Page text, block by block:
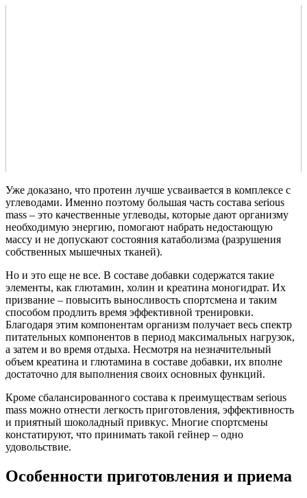
Уже доказано, что протеин лучше усваивается в комплексе с
углеводами. Именно поэтому большая часть состава serious
mass – это качественные углеводы, которые дают организму
необходимую энергию, помогают набрать недостающую
массу и не допускают состояния катаболизма (разрушения
собственных мышечных тканей).
Но и это еще не все. В составе добавки содержатся такие
элементы, как глютамин, холин и креатина моногидрат. Их
призвание – повысить выносливость спортсмена и таким
способом продлить время эффективной тренировки.
Благодаря этим компонентам организм получает весь спектр
питательных компонентов в период максимальных нагрузок,
а затем и во время отдыха. Несмотря на незначительный
объем креатина и глютамина в составе добавки, их вполне
достаточно для выполнения своих основных функций.
Кроме сбалансированного состава к преимуществам serious
mass можно отнести легкость приготовления, эффективность
и приятный шоколадный привкус. Многие спортсмены
констатируют, что принимать такой гейнер – одно
удовольствие.
Особенности приготовления и приема